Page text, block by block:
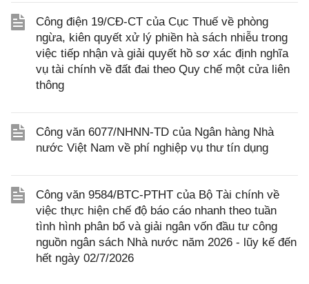
Công điện 19/CĐ-CT của Cục Thuế về phòng
ngừa, kiên quyết xử lý phiền hà sách nhiễu trong
việc tiếp nhận và giải quyết hồ sơ xác định nghĩa
vụ tài chính về đất đai theo Quy chế một cửa liên
thông
Công văn 6077/NHNN-TD của Ngân hàng Nhà
nước Việt Nam về phí nghiệp vụ thư tín dụng
Công văn 9584/BTC-PTHT của Bộ Tài chính về
việc thực hiện chế độ báo cáo nhanh theo tuần
tình hình phân bổ và giải ngân vốn đầu tư công
nguồn ngân sách Nhà nước năm 2026 - lũy kế đến
hết ngày 02/7/2026